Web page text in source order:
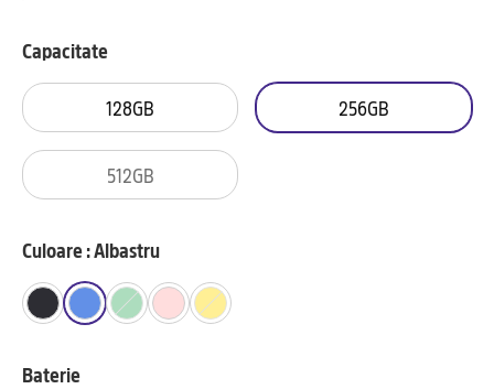
Capacitate
128GB 256GB
512GB
Culoare : Albastru
Baterie